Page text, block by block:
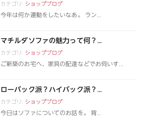
カテゴリ: ショップブログ
今年は何か運動をしたいなあ。 ラン...
マチルダソファの魅力って何？...
カテゴリ: ショップブログ
ご新築のお宅へ、家具の配達などでお伺いす...
ローバック派？ハイバック派？...
カテゴリ: ショップブログ
今日はソファについてのお話を。 背...